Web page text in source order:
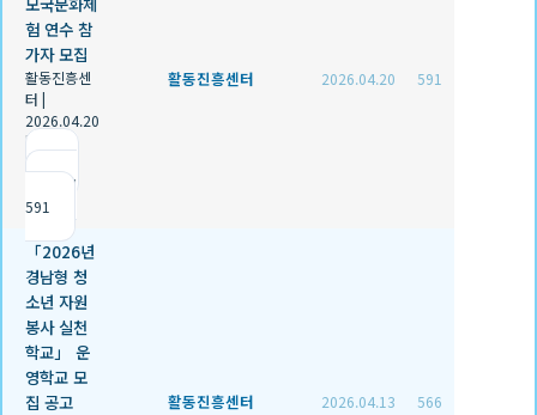
험 연수 참
가자 모집
활동진흥센
터 |
2026.04.20
|
조회
591
활동진흥센터 2026.04.20 591
「2026년
경남형 청
소년 자원
봉사 실천
학교」 운
영학교 모
집 공고
활동진흥센터 2026.04.13 566